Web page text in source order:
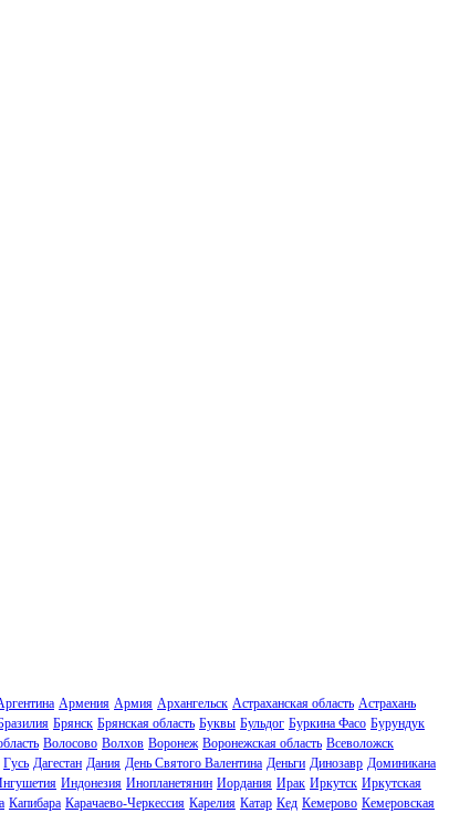
Армения Армия Архангельск Астраханская область Астрахань
Брянск Брянская область Буквы Бульдог Буркина Фасо Бурундук
Волосово Волхов Воронеж Воронежская область Всеволожск
Гусь Дагестан Дания День Святого Валентина Деньги Динозавр Доминикана
Индонезия Инопланетянин Иордания Ирак Иркутск Иркутская
Капибара Карачаево-Черкессия Карелия Катар Кед Кемерово Кемеровская